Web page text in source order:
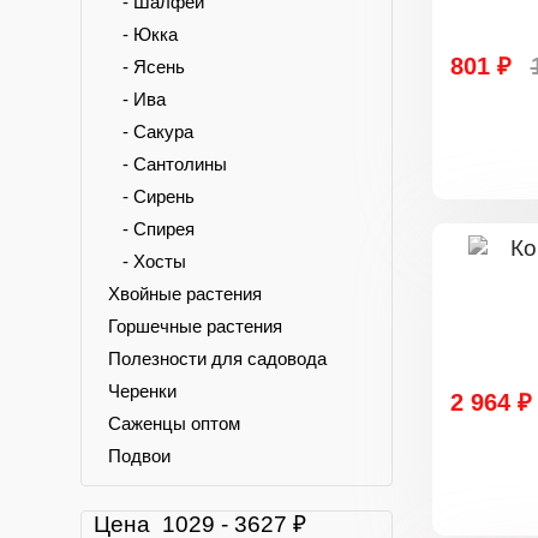
- Юкка
- Ясень
- Ива
- Сакура
- Сантолины
- Сирень
- Спирея
- Хосты
Хвойные растения
Горшечные растения
Полезности для садовода
Черенки
Саженцы оптом
Подвои
Цена 1029 - 3627 ₽
801 ₽
2 964 ₽